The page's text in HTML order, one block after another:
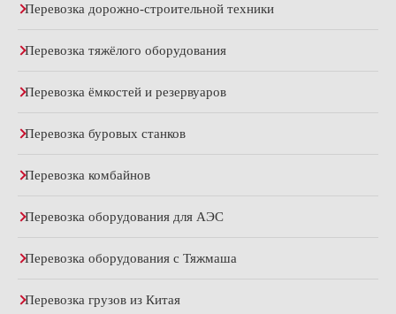
Перевозка дорожно-строительной техники
Перевозка тяжёлого оборудования
Перевозка ёмкостей и резервуаров
Перевозка буровых станков
Перевозка комбайнов
Перевозка оборудования для АЭС
Перевозка оборудования с Тяжмаша
Перевозка грузов из Китая